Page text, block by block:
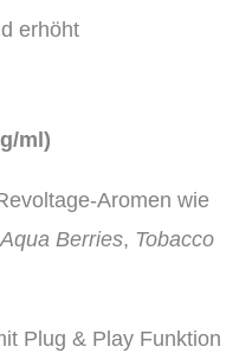
erhöht
ml)
Aromen wie
Aqua Berries, Tobacco
Plug & Play Funktion